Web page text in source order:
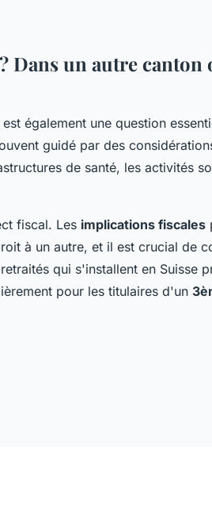
Dans un autre canton
également une question
guidé par des
de santé, les activités
fiscal. Les implications fiscales
à un autre, et il est crucial de
qui s'installent en Suisse
pour les titulaires d'un